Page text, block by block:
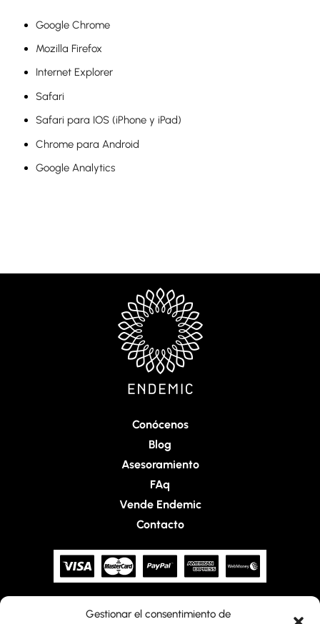
Gestionar el consentimiento de
Google Chrome
Mozilla Firefox
Internet Explorer
Safari
Safari para IOS (iPhone y iPad)
Chrome para Android
Google Analytics
Conócenos
Blog
Asesoramiento
FAq
Vende Endemic
Contacto